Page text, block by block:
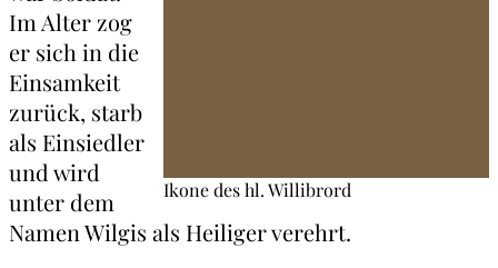
Ikone des hl. Willibrord
Im Alter zog
er sich in die
Einsamkeit
zurück, starb
als Einsiedler
und wird
unter dem
Namen Wilgis als Heiliger verehrt.